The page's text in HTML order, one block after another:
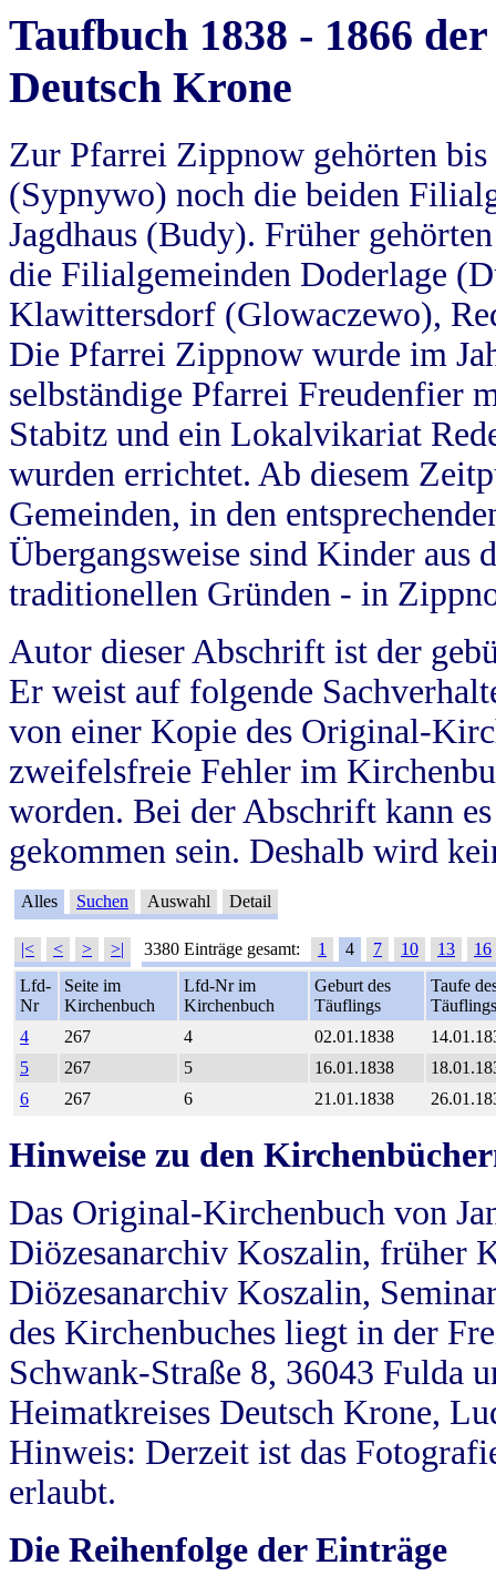
Taufbuch 1838 - 1866
Deutsch Krone
Zur Pfarrei Zippnow gehörten
(Sypnywo) noch die beiden
Jagdhaus (Budy). Früher
die Filialgemeinden Doderlage
Klawittersdorf (Glowaczewo),
Die Pfarrei Zippnow wurde im
selbständige Pfarrei Freudenfier
Stabitz und ein Lokalvikariat
wurden errichtet. Ab diesem
Gemeinden, in den
Übergangsweise sind Kinder aus
traditionellen Gründen - in
Autor dieser Abschrift ist der
Er weist auf folgende
von einer Kopie des Original-
zweifelsfreie Fehler im
worden. Bei der Abschrift kann
gekommen sein. Deshalb wird
Alles Suchen Auswahl Detail
|< < > >| 3380 Einträge gesamt: 1 4 7 10 13
16
Lfd-
Nr
Seite im
Kirchenbuch
Lfd-Nr im
Kirchenbuch
Geburt des
Täuflings
Taufe
Täuflings
4
267 4 02.01.1838
5
267 5 16.01.1838
6
267 6 21.01.1838
Hinweise zu den
Das Original-Kirchenbuch von
Diözesanarchiv Koszalin, früher
Diözesanarchiv Koszalin,
des Kirchenbuches liegt in der
Schwank-Straße 8, 36043 Fulda
Heimatkreises Deutsch Krone,
Hinweis: Derzeit ist das
erlaubt.
Die Reihenfolge der Einträge